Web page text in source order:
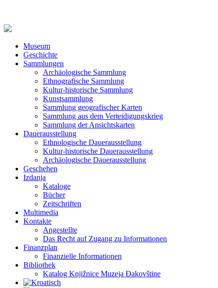
Museum
Geschichte
Sammlungen
Archäologische Sammlung
Ethnografische Sammlung
Kultur-historische Sammlung
Kunstsammlung
Sammlung geografischer Karten
Sammlung aus dem Verteidigungskrieg
Sammlung der Ansichtskarten
Dauerausstellung
Ethnologische Dauerausstellung
Kultur-historische Dauerausstellung
Archäologische Dauerausstellung
Geschehen
Izdanja
Kataloge
Bücher
Zeitschriften
Multimedia
Kontakte
Angestellte
Das Recht auf Zugang zu Informationen
Finanzplan
Finanzielle Informationen
Bibliothek
Katalog Knjižnice Muzeja Đakovštine